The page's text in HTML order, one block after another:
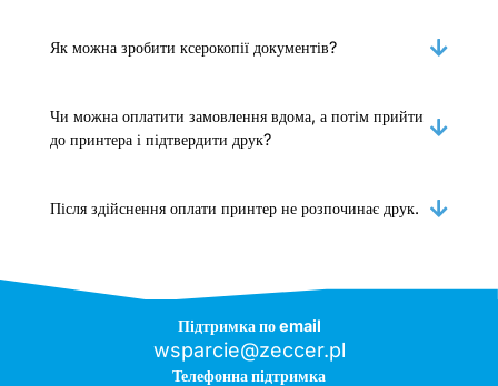
Як можна зробити ксерокопії документів?
Чи можна оплатити замовлення вдома, а потім прийти
до принтера і підтвердити друк?
Після здійснення оплати принтер не розпочинає друк.
Підтримка по email
wsparcie@zeccer.pl
Телефонна підтримка